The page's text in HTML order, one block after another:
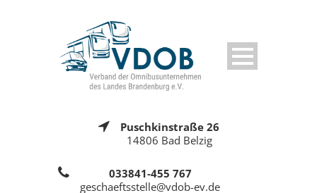
Puschkinstraße 26
14806 Bad Belzig
033841-455 767
geschaeftsstelle@vdob-ev.de